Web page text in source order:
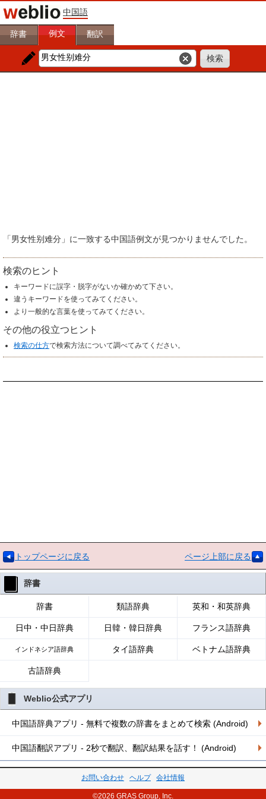
中国語
辞書 例文 翻訳
「男女性别难分」に一致する中国語例文が見つかりませんでした。
検索のヒント
キーワードに誤字・脱字がないか確かめて下さい。
違うキーワードを使ってみてください。
より一般的な言葉を使ってみてください。
その他の役立つヒント
検索の仕方で検索方法について調べてみてください。
トップページに戻る ページ上部に戻る
辞書
辞書 類語辞典 英和・和英辞典
日中・中日辞典 日韓・韓日辞典 フランス語辞典
インドネシア語辞典 タイ語辞典 ベトナム語辞典
古語辞典
Weblio公式アプリ
中国語辞典アプリ - 無料で複数の辞書をまとめて検索 (Android)
中国語翻訳アプリ - 2秒で翻訳、翻訳結果を話す！ (Android)
お問い合わせ ヘルプ 会社情報
©2026 GRAS Group, Inc.